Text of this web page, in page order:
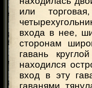
или
входа в нее,
сторонам
гавань
находился
вход в эту
гаванями